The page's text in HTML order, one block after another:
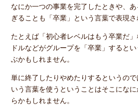
なにか一つの事業を完了したときや、
ぎることも「卒業」という言葉で表現さ
たとえば「初心者レベルはもう卒業だ
ドルなどがグループを「卒業」すると
ぶかもしれません。
単に終了したりやめたりするというの
いう言葉を使うということはそこにな
らかもしれません。